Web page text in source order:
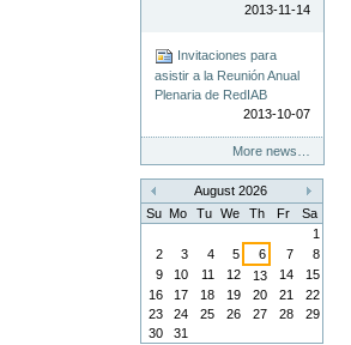
2013-11-14
Invitaciones para
asistir a la Reunión Anual
Plenaria de RedIAB
2013-10-07
More news…
«
August 2026
»
Su Mo Tu We Th Fr
Sa
1
2
3 4 5 6 7
8
9
10 11 12 13 14
15
16
17 18 19 20 21
22
23
24 25 26 27 28
29
30
31